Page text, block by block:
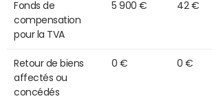
Fonds de
compensation
pour la TVA
5 900 € 42 €
Retour de biens
affectés ou
concédés
0 € 0 €